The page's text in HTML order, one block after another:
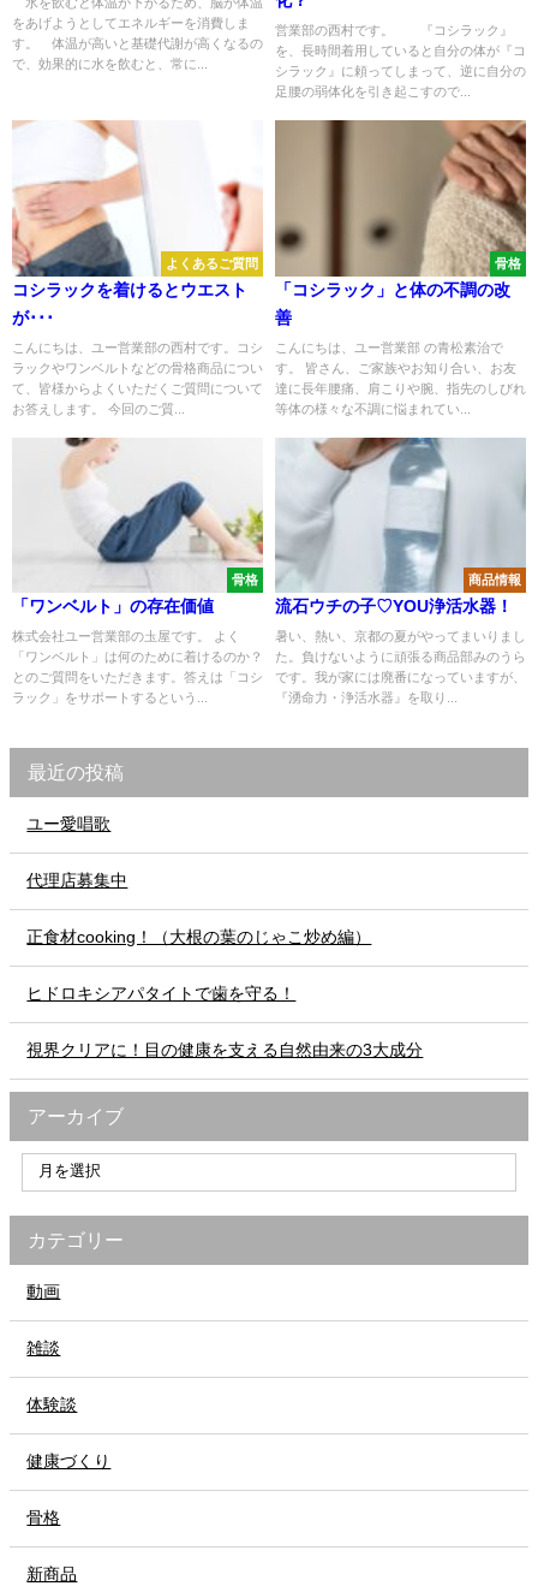
水を飲むと体温が下がるため、脳が体温
をあげようとしてエネルギーを消費しま
す。 体温が高いと基礎代謝が高くなるの
で、効果的に水を飲むと、常に...
営業部の西村です。 『コシラック』
を、長時間着用していると自分の体が『コ
シラック』に頼ってしまって、逆に自分の
足腰の弱体化を引き起こすので...
よくあるご質問
コシラックを着けるとウエスト
が･･･
こんにちは、ユー営業部の西村です。コシ
ラックやワンベルトなどの骨格商品につい
て、皆様からよくいただくご質問について
お答えします。 今回のご質...
骨格
「コシラック」と体の不調の改
善
こんにちは、ユー営業部 の青松素治で
す。 皆さん、ご家族やお知り合い、お友
達に長年腰痛、肩こりや腕、指先のしびれ
等体の様々な不調に悩まれてい...
骨格
「ワンベルト」の存在価値
株式会社ユー営業部の圡屋です。 よく
「ワンベルト」は何のために着けるのか？
とのご質問をいただきます。答えは「コシ
ラック」をサポートするという...
商品情報
流石ウチの子♡YOU浄活水器！
暑い、熱い、京都の夏がやってまいりまし
た。負けないように頑張る商品部みのうら
です。我が家には廃番になっていますが、
『湧命力・浄活水器』を取り...
最近の投稿
ユー愛唱歌
代理店募集中
正食材cooking！（大根の葉のじゃこ炒め編）
ヒドロキシアパタイトで歯を守る！
視界クリアに！目の健康を支える自然由来の3大成分
アーカイブ
カテゴリー
動画
雑談
体験談
健康づくり
骨格
新商品